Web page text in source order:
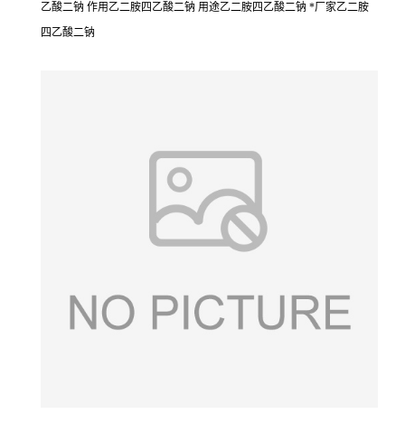
乙酸二钠 作用乙二胺四乙酸二钠 用途乙二胺四乙酸二钠 *厂家乙二胺
四乙酸二钠